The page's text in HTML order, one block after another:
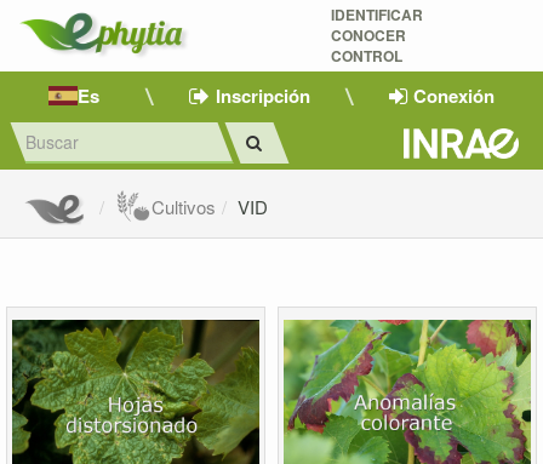
IDENTIFICAR
CONOCER
CONTROL
Es Inscripción Conexión
Cultivos VID